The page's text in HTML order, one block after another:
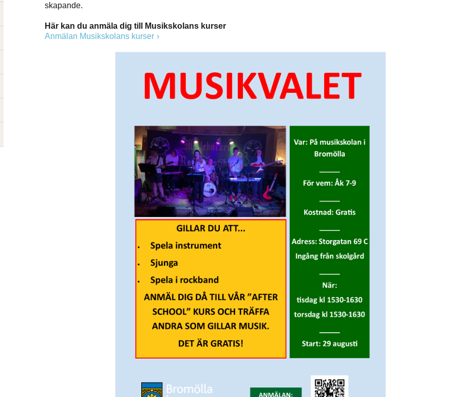
skapande.
Här kan du anmäla dig till Musikskolans kurser
Anmälan Musikskolans kurser